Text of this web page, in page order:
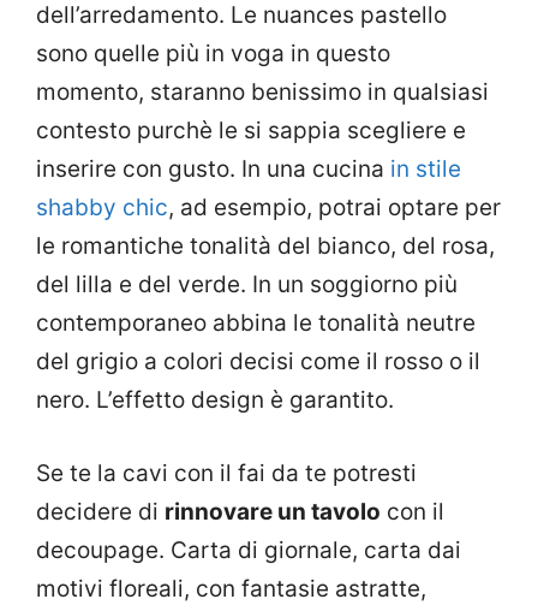
dell’arredamento. Le nuances pastello
sono quelle più in voga in questo
momento, staranno benissimo in qualsiasi
contesto purchè le si sappia scegliere e
inserire con gusto. In una cucina in stile
shabby chic, ad esempio, potrai optare per
le romantiche tonalità del bianco, del rosa,
del lilla e del verde. In un soggiorno più
contemporaneo abbina le tonalità neutre
del grigio a colori decisi come il rosso o il
nero. L’effetto design è garantito.
Se te la cavi con il fai da te potresti
decidere di rinnovare un tavolo con il
decoupage. Carta di giornale, carta dai
motivi floreali, con fantasie astratte,